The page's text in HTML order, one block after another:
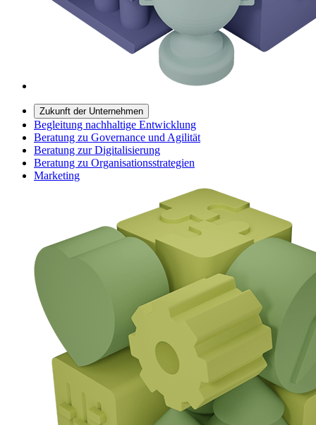
Zukunft der Unternehmen
Begleitung nachhaltige Entwicklung
Beratung zu Governance und Agilität
Beratung zur Digitalisierung
Beratung zu Organisationsstrategien
Marketing